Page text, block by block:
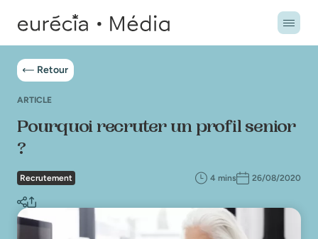
Retour
ARTICLE
Pourquoi recruter un profil senior
?
Recrutement 4 mins 26/08/2020